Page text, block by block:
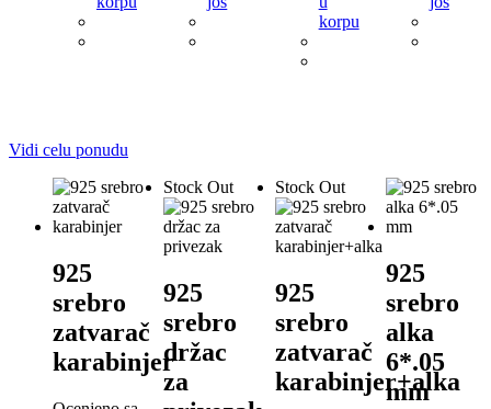
korpu
Vidi celu ponudu
925
srebro
zatvarač
karabinjer
Stock Out
925
srebro
držac
za
Stock Out
925
srebro
zatvarač
karabinjer+alka
925
srebro
alka
6*.05
mm